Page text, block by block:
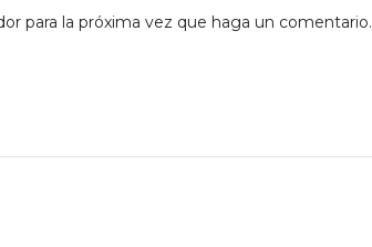
para la próxima vez que haga un comentario.